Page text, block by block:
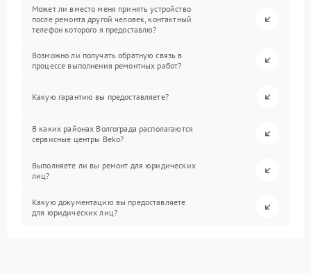
Может ли вместо меня принять устройство
после ремонта другой человек, контактный
телефон которого я предоставлю?
Возможно ли получать обратную связь в
процессе выполнения ремонтных работ?
Какую гарантию вы предоставляете?
В каких районах Волгограда располагаются
сервисные центры Beko?
Выполняете ли вы ремонт для юридических
лиц?
Какую документацию вы предоставляете
для юридических лиц?